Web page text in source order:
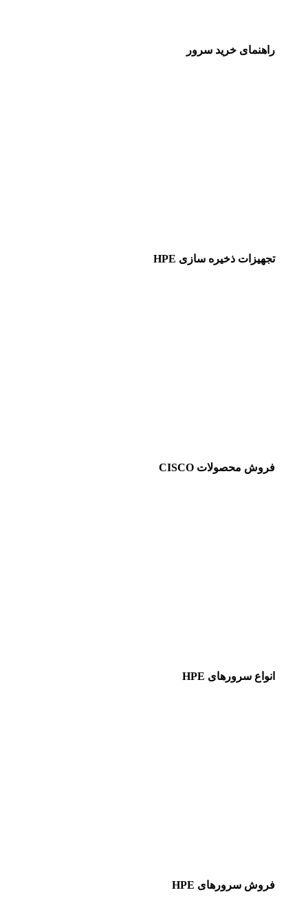
راهنمای خرید سرور
تجهیزات ذخیره سازی HPE
فروش محصولات CISCO
انواع سرورهای HPE
فروش سرورهای HPE